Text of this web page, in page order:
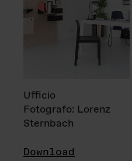
Ufficio
Fotografo: Lorenz
Sternbach
Download